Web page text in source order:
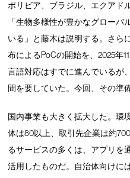
ボリビア、ブラジル、エクアド
「生物多様性が豊かなグロー
いる」と藤木は説明する。さら
布によるPoCの開始を、2025年
言語対応はすでに進んでいるが
間を要していた。今回、その準
国内事業も大きく拡大した。環
体は80以上、取引先企業は約
るサービスの多くは、アプリを
活用したものだ。自治体向けに